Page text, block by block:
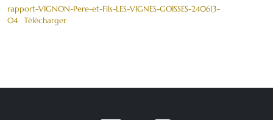
rapport-VIGNON-Pere-et-Fils-LES-VIGNES-GOISSES-240613-
04
Télécharger